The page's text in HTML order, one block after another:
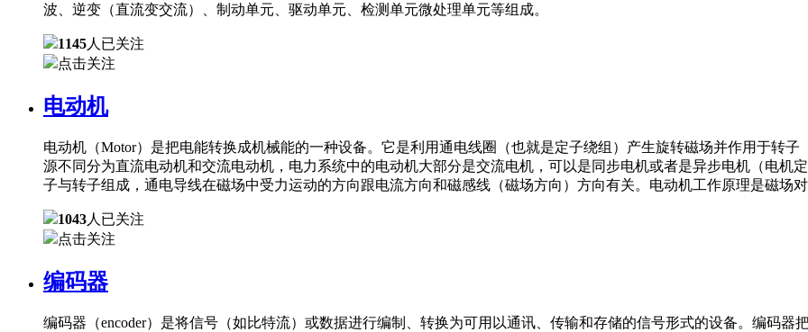
波、逆变（直流变交流）、制动单元、驱动单元、检测单元微处理单元等组成。
1145人已关注
点击关注
电动机
电动机（Motor）是把电能转换成机械能的一种设备。它是利用通电线圈（也就是定子绕组）产生旋转磁场并作用于转
源不同分为直流电动机和交流电动机，电力系统中的电动机大部分是交流电机，可以是同步电机或者是异步电机（电机
子与转子组成，通电导线在磁场中受力运动的方向跟电流方向和磁感线（磁场方向）方向有关。电动机工作原理是磁场
1043人已关注
点击关注
编码器
编码器（encoder）是将信号（如比特流）或数据进行编制、转换为可用以通讯、传输和存储的信号形式的设备。编码